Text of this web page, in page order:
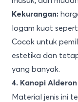
Kekurangan:
logam kuat
Cocok untuk
estetika dan
yang banyak.
4. Kanopi Alderon
Material jenis ini